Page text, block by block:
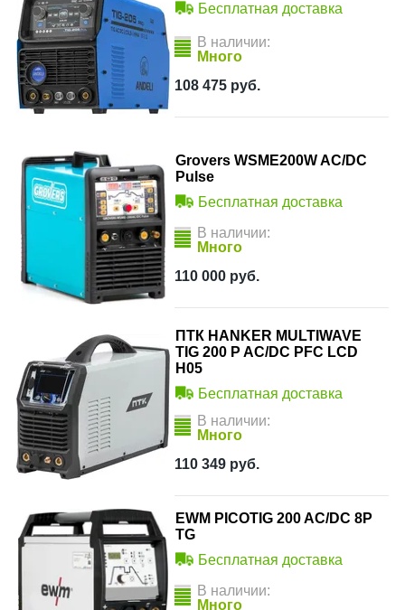
Бесплатная доставка
В наличии:
Много
108 475 руб.
Grovers WSME200W AC/DC
Pulse
Бесплатная доставка
В наличии:
Много
110 000 руб.
ПТК HANKER MULTIWAVE
TIG 200 P AC/DC PFC LCD
H05
Бесплатная доставка
В наличии:
Много
110 349 руб.
EWM PICOTIG 200 AC/DC 8P
TG
Бесплатная доставка
В наличии:
Много